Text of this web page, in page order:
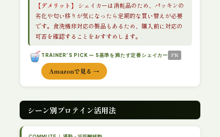
【デメリット】
シェイカーは消耗品のため、パッキンの
劣化や匂い移りが気になったら定期的な買い替えが必要
です。食洗機非対応の製品もあるため、購入前に対応の
可否を確認することをおすすめします。
TRAINER’S PICK — 5基準を満たす定番シェイカー PR
Amazonで見る →
シーン別プロテイン活用法